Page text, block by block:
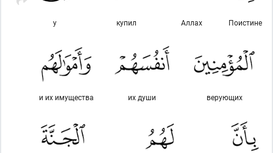
Поистине
Аллах
купил
у
верующих
их души
и их имущества